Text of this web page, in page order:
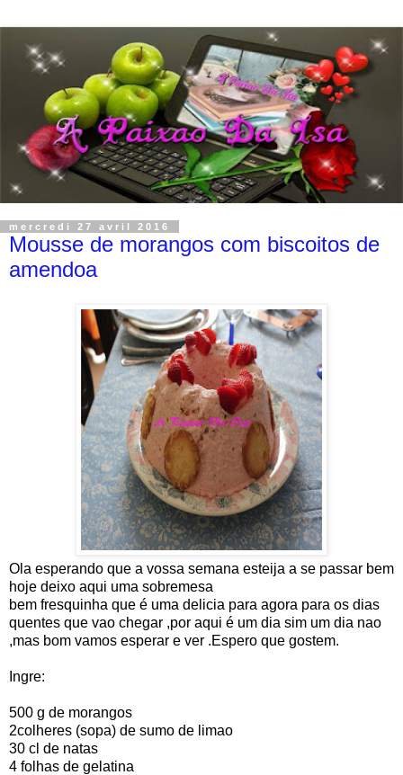
mercredi 27 avril 2016
Mousse de morangos com biscoitos de
amendoa
Ola esperando que a vossa semana esteija a se passar bem
hoje deixo aqui uma sobremesa
bem fresquinha que é uma delicia para agora para os dias
quentes que vao chegar ,por aqui é um dia sim um dia nao
,mas bom vamos esperar e ver .Espero que gostem.
Ingre:
500 g de morangos
2colheres (sopa) de sumo de limao
30 cl de natas
4 folhas de gelatina